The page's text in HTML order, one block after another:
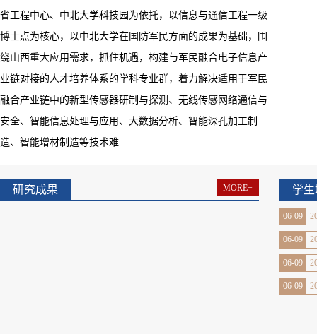
省工程中心、中北大学科技园为依托，以信息与通信工程一级
博士点为核心，以中北大学在国防军民方面的成果为基础，围
绕山西重大应用需求，抓住机遇，构建与军民融合电子信息产
业链对接的人才培养体系的学科专业群，着力解决适用于军民
融合产业链中的新型传感器研制与探测、无线传感网络通信与
安全、智能信息处理与应用、大数据分析、智能深孔加工制
造、智能增材制造等技术难...
研究成果 MORE+ 学
06-09
06-09
06-09
06-09